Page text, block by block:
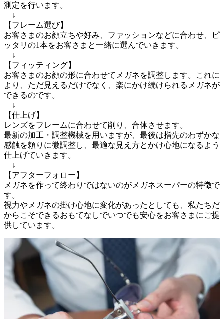
測定を行います。
↓
【フレーム選び】
お客さまのお顔立ちや好み、ファッションなどに合わせ、ピ
ッタリの1本をお客さまと一緒に選んでいきます。
↓
【フィッティング】
お客さまのお顔の形に合わせてメガネを調整します。これに
より、ただ見えるだけでなく、楽にかけ続けられるメガネが
できるのです。
↓
【仕上げ】
レンズをフレームに合わせて削り、合体させます。
最新の加工・調整機械を用いますが、最後は指先のわずかな
感触を頼りに微調整し、最適な見え方とかけ心地になるよう
仕上げていきます。
↓
【アフターフォロー】
メガネを作って終わりではないのがメガネスーパーの特徴で
す。
視力やメガネの掛け心地に変化があったとしても、私たちだ
からこそできるおもてなしでいつでも安心をお客さまにご提
供しています。